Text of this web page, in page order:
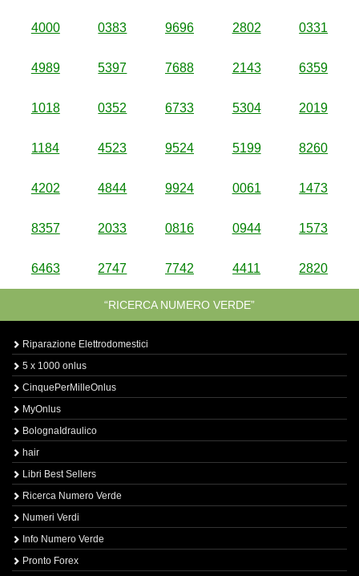
4000 0383 9696 2802 0331
4989 5397 7688 2143 6359
1018 0352 6733 5304 2019
1184 4523 9524 5199 8260
4202 4844 9924 0061 1473
8357 2033 0816 0944 1573
6463 2747 7742 4411 2820
“RICERCA NUMERO VERDE”
Riparazione Elettrodomestici
5 x 1000 onlus
CinquePerMilleOnlus
MyOnlus
BolognaIdraulico
hair
Libri Best Sellers
Ricerca Numero Verde
Numeri Verdi
Info Numero Verde
Pronto Forex